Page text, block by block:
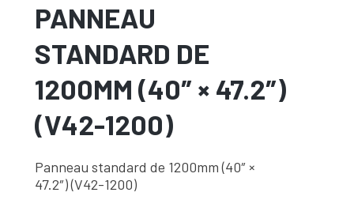
PANNEAU
STANDARD DE
1200MM (40″ × 47.2″)
(V42-1200)
Panneau standard de 1200mm (40″ ×
47.2″) (V42-1200)